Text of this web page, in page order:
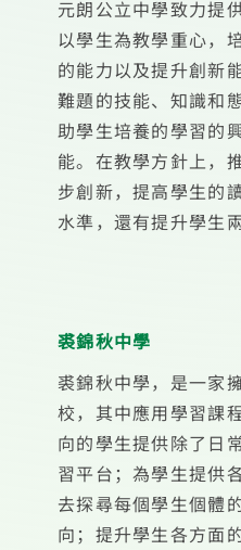
元朗公立中學致力提
以學生為教學重心，
的能力以及提升創新
難題的技能、知識和
助學生培養的學習的
能。在教學方針上，
步創新，提高學生的
水準，還有提升學生
裘錦秋中學
裘錦秋中學，是一家
校，其中應用學習課
向的學生提供除了日
習平台；為學生提供
去探尋每個學生個體
向；提升學生各方面